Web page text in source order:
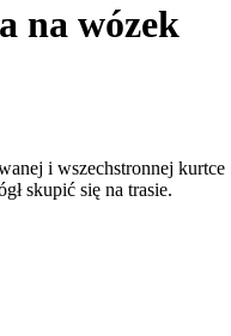
na wózek
i wszechstronnej kurtce
skupić się na trasie.